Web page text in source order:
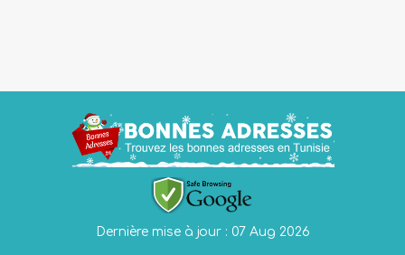
Dernière mise à jour : 07 Aug 2026